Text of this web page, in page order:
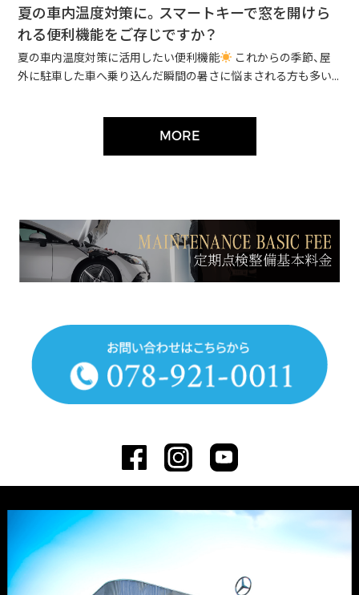
夏の車内温度対策に。スマートキーで窓を開けら
れる便利機能をご存じですか？
夏の車内温度対策に活用したい便利機能
これからの季節、屋
外に駐車した車へ乗り込んだ瞬間の暑さに悩まされる方も多い...
MORE